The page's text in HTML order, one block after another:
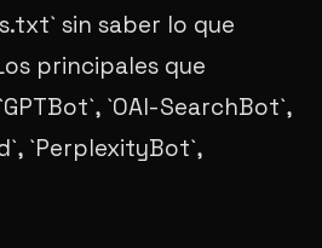
sin saber lo que
principales que
`OAI-SearchBot`,
`PerplexityBot`,